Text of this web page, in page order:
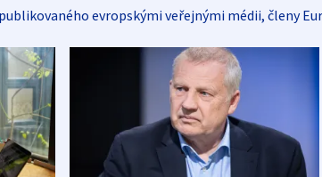
evropskými veřejnými médii, členy